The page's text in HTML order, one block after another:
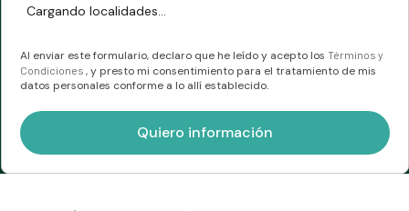
Cargando localidades...
Al enviar este formulario, declaro que he leído y acepto los Términos y
Condiciones , y presto mi consentimiento para el tratamiento de mis
datos personales conforme a lo allí establecido.